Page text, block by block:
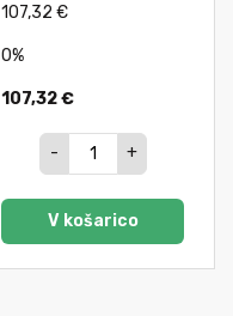
107,32 €
0%
107,32 €
- +
V košarico